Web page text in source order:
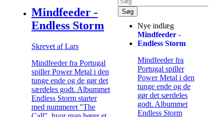
Mindfeeder -
Endless Storm
Skrevet af Lars
Mindfeeder fra Portugal
spiller Power Metal i den
tunge ende og de gør det
særdeles godt. Albummet
Endless Storm starter
med nummeret "The
Nye indlæg
Mindfeeder -
Endless Storm
Mindfeeder fra
Portugal spiller
Power Metal i den
tunge ende og de
gør det særdeles
godt. Albummet
Endless Storm